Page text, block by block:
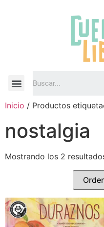
Inicio / Productos
nostalgia
Mostrando los 2